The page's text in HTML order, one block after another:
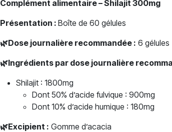
Complément alimentaire – Shilajit 300mg
Présentation : Boîte de 60 gélules
🌿Dose journalière recommandée : 6 gélules
🌿Ingrédients par dose journalière
Shilajit : 1800mg
Dont 50% d’acide fulvique : 900mg
Dont 10% d’acide humique : 180mg
🌿Excipient : Gomme d’acacia